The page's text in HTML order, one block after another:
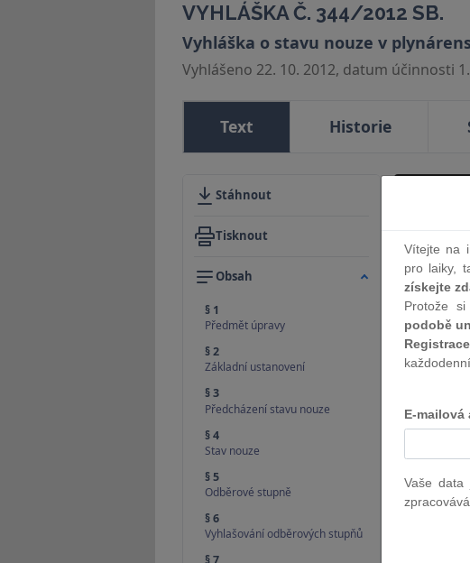
VYHLÁŠKA Č. 344/2012 SB.
Vyhláška o stavu nouze v
Vyhlášeno 22. 10. 2012, datum účinnosti
Text Historie
Stáhnout
Tisknout
Obsah
§ 1
Předmět úpravy
§ 2
Základní ustanovení
§ 3
Předcházení stavu nouze
§ 4
Stav nouze
§ 5
Odběrové stupně
§ 6
Vyhlašování odběrových stupňů
o
o
Vítejte na
pro laiky,
získejte
Protože
podobě
E-mailová
Vaše